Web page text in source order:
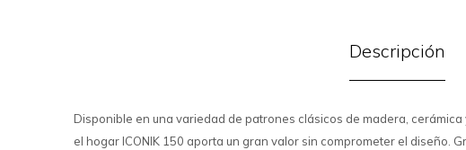
Descripción
Disponible en una variedad de patrones clásicos de madera,
el hogar ICONIK 150 aporta un gran valor sin comprometer el diseño.